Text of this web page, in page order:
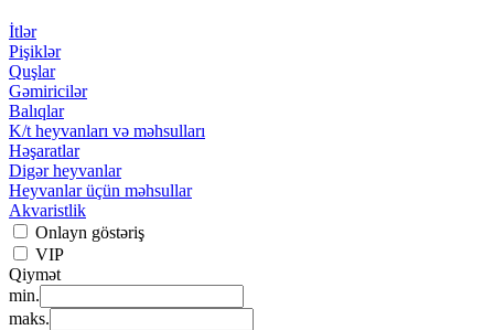
İtlər
Pişiklər
Quşlar
Gəmiricilər
Balıqlar
K/t heyvanları və məhsulları
Həşaratlar
Digər heyvanlar
Heyvanlar üçün məhsullar
Akvaristlik
Onlayn göstəriş
VIP
Qiymət
min.
maks.